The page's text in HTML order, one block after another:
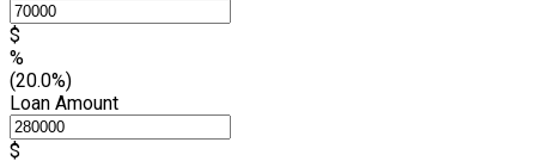
$
%
(20.0%)
Loan Amount
$